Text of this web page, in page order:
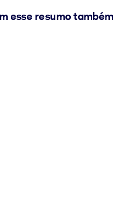
esse resumo também